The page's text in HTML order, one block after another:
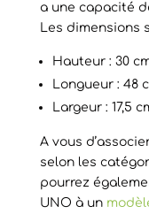
a une capacité
Les dimensions
Hauteur : 30
Longueur : 48
Largeur : 17,5
A vous
selon les
pourrez
UNO à un